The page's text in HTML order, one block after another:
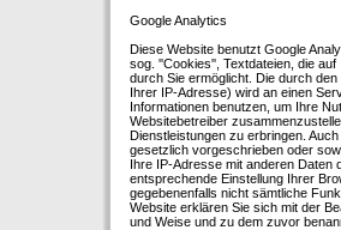
Google Analytics
Diese Website benutzt Google
sog. ''Cookies'', Textdateien, die
durch Sie ermöglicht. Die durch
Ihrer IP-Adresse) wird an einen
Informationen benutzen, um Ihre
Websitebetreiber
Dienstleistungen zu erbringen.
gesetzlich vorgeschrieben oder
Ihre IP-Adresse mit anderen Daten
entsprechende Einstellung Ihrer
gegebenenfalls nicht sämtliche
Website erklären Sie sich mit der
und Weise und zu dem zuvor